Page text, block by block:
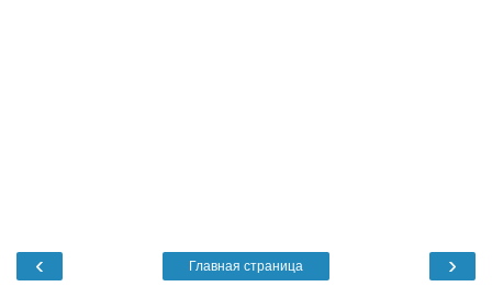
‹ ›
Главная страница